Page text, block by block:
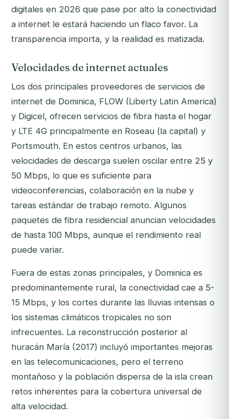
digitales en 2026 que pase por alto la conectividad
a internet le estará haciendo un flaco favor. La
transparencia importa, y la realidad es matizada.
Velocidades de internet actuales
Los dos principales proveedores de servicios de
internet de Dominica, FLOW (Liberty Latin America)
y Digicel, ofrecen servicios de fibra hasta el hogar
y LTE 4G principalmente en Roseau (la capital) y
Portsmouth. En estos centros urbanos, las
velocidades de descarga suelen oscilar entre 25 y
50 Mbps, lo que es suficiente para
videoconferencias, colaboración en la nube y
tareas estándar de trabajo remoto. Algunos
paquetes de fibra residencial anuncian velocidades
de hasta 100 Mbps, aunque el rendimiento real
puede variar.
Fuera de estas zonas principales, y Dominica es
predominantemente rural, la conectividad cae a 5-
15 Mbps, y los cortes durante las lluvias intensas o
los sistemas climáticos tropicales no son
infrecuentes. La reconstrucción posterior al
huracán María (2017) incluyó importantes mejoras
en las telecomunicaciones, pero el terreno
montañoso y la población dispersa de la isla crean
retos inherentes para la cobertura universal de
alta velocidad.